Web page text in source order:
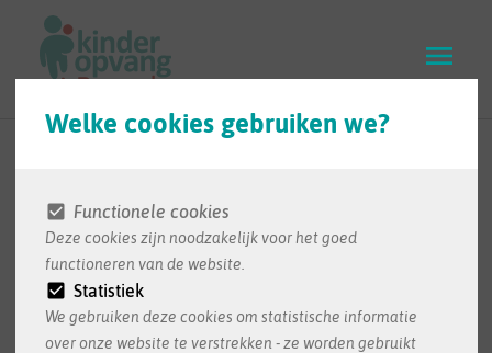
Welke cookies gebruiken we?
Functionele cookies
Deze cookies zijn noodzakelijk voor het goed
functioneren van de website.
Statistiek
We gebruiken deze cookies om statistische informatie
over onze website te verstrekken - ze worden gebruikt
kinderopvang
Je kind kan naar een kinderdagverblijf of naar
een onthaalouder gaan. Lees hier wat het